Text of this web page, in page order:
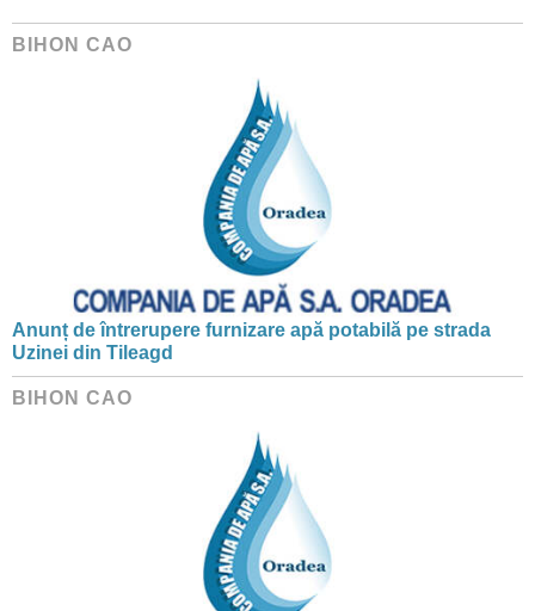
BIHON CAO
Anunț de întrerupere furnizare apă potabilă pe strada
Uzinei din Tileagd
BIHON CAO